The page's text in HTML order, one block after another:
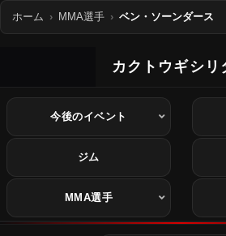
ホーム MMA選手 ベン・ソーンダース
カクトウギシリ
今後のイベント
ジム
MMA選手